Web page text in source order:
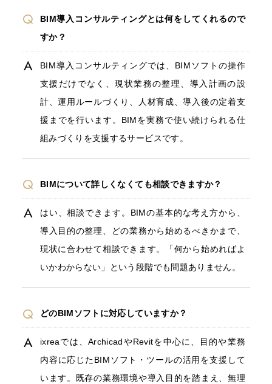
BIM導入コンサルティングとは何をしてくれるので
すか？
BIM導入コンサルティングでは、BIMソフトの操作
支援だけでなく、現状業務の整理、導入計画の設
計、運用ルールづくり、人材育成、導入後の定着支
援までを行います。BIMを実務で使い続けられる仕
組みづくりを支援するサービスです。
BIMについて詳しくなくても相談できますか？
はい、相談できます。BIMの基本的な考え方から、
導入目的の整理、どの業務から始めるべきかまで、
現状に合わせて相談できます。「何から始めればよ
いかわからない」という段階でも問題ありません。
どのBIMソフトに対応していますか？
ixreaでは、ArchicadやRevitを中心に、目的や業務
内容に応じたBIMソフト・ツールの活用を支援して
います。既存の業務環境や導入目的を踏まえ、無理